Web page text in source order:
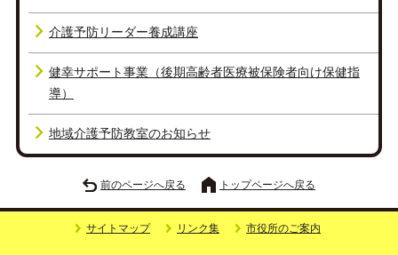
介護予防リーダー養成講座
健幸サポート事業（後期高齢者医療被保険者向け保健指
導）
地域介護予防教室のお知らせ
前のページへ戻る トップページへ戻る
サイトマップ リンク集 市役所のご案内